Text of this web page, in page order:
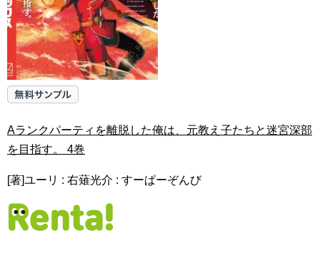
Aランクパーティを離脱した俺は、元教え子たちと迷宮深部
を目指す。 4巻
[著]ユーリ : 右薙光介 : すーぱーぞんび